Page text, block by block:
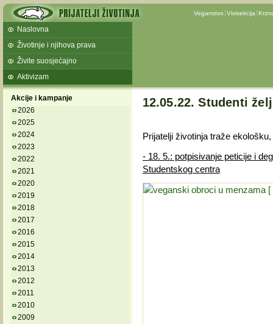
Veganstvo Vivisekcija
Naslovna
Životinje i njihova prava
Živite suosjećajno
Aktivizam
Akcije i kampanje
2026
2025
2024
2023
2022
2021
2020
2019
2018
2017
2016
2015
2014
2013
2012
2011
2010
2009
12.05.22. Studenti
Prijatelji životinja traže
- 18. 5.: potpisivanje peticije i
Studentskog centra